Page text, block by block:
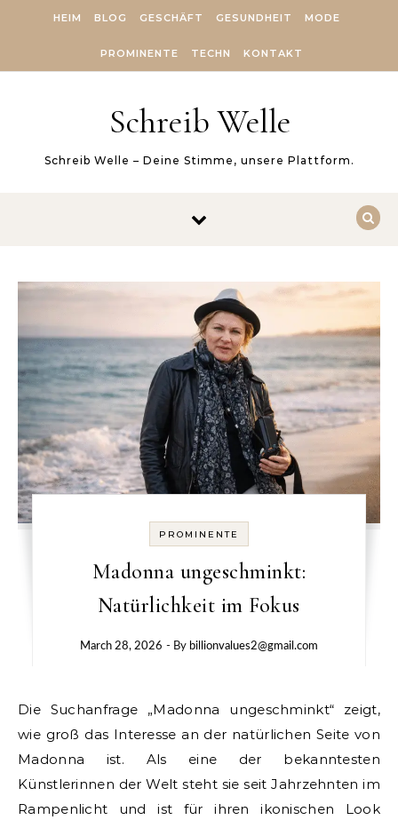
HEIM BLOG GESCHÄFT GESUNDHEIT MODE
PROMINENTE TECHN KONTAKT
Schreib Welle
Schreib Welle – Deine Stimme, unsere Plattform.
PROMINENTE
Madonna ungeschminkt:
Natürlichkeit im Fokus
March 28, 2026 - By billionvalues2@gmail.com
Die Suchanfrage „Madonna ungeschminkt“ zeigt,
wie groß das Interesse an der natürlichen Seite von
Madonna ist. Als eine der bekanntesten
Künstlerinnen der Welt steht sie seit Jahrzehnten im
Rampenlicht und ist für ihren ikonischen Look